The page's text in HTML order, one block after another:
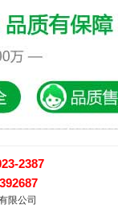
2387
限公司